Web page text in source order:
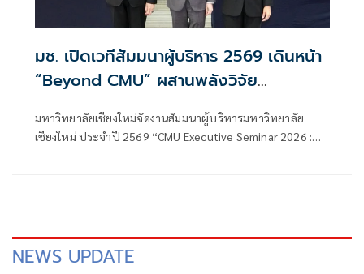
มช. เปิดเวทีสัมมนาผู้บริหาร 2569 เดินหน้า
“Beyond CMU” ผสานพลังวิจัย
มหาวิทยาลัยเชียงใหม่จัดงานสัมมนาผู้บริหารมหาวิทยาลัย
เชียงใหม่ ประจำปี 2569 “CMU Executive Seminar 2026 :
NEWS UPDATE